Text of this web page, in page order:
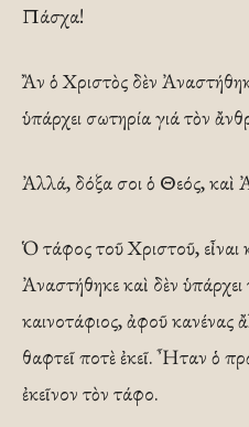
Πάσχα!
Ἂν ὁ Χριστὸς δὲν
ὑπάρχει σωτηρία γιά τὸν
Ἀλλά, δόξα σοι ὁ Θεός, καὶ
Ὁ τάφος τοῦ Χριστοῦ, εἶναι
Ἀναστήθηκε καὶ δὲν
καινοτάφιος, ἀφοῦ κανένας
θαφτεῖ ποτὲ ἐκεῖ. Ἦταν ὁ
ἐκεῖνον τὸν τάφο.